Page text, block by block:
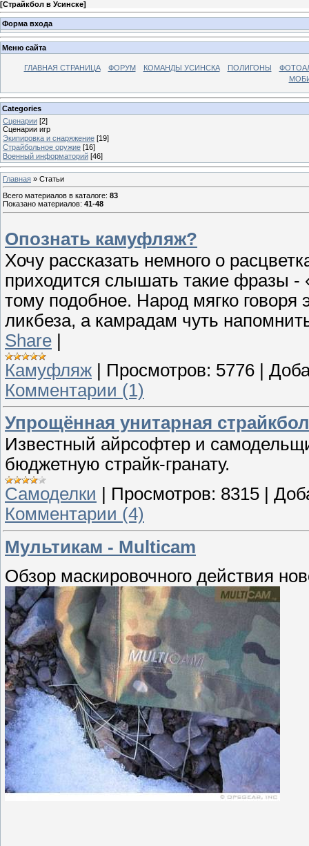
[Страйкбол в Усинске]
Форма входа
Меню сайта
ГЛАВНАЯ СТРАНИЦА ФОРУМ КОМАНДЫ УСИНСКА ПОЛИГОНЫ
Categories
Сценарии [2]
Сценарии игр
Экипировка и снаряжение [19]
Страйбольное оружие [16]
Военный информаторий [46]
Главная » Статьи
Всего материалов в каталоге: 83
Показано материалов: 41-48
Опознать камуфляж?
Хочу рассказать немного о
приходится слышать такие фразы
тому подобное. Народ мягко говоря
ликбеза, а камрадам чуть
Share |
Камуфляж | Просмотров: 5776 |
Комментарии (1)
Упрощённая унитарная
Известный айрсофтер и
бюджетную страйк-гранату.
Самоделки
Просмотров: 8315
Комментарии (4)
Мультикам - Multicam
Обзор маскировочного действия